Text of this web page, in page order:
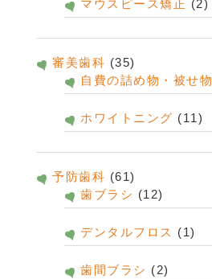
マウスピース矯正 (2)
審美歯科 (35)
自費の詰め物・被せ物
ホワイトニング (11)
予防歯科 (61)
歯ブラシ (12)
デンタルフロス (1)
歯間ブラシ (2)